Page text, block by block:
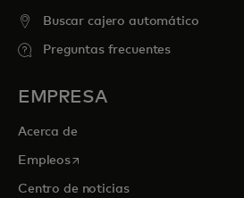
Buscar cajero automático
Preguntas frecuentes
EMPRESA
Acerca de
Empleosse abre en una pestaña nueva
Centro de noticias